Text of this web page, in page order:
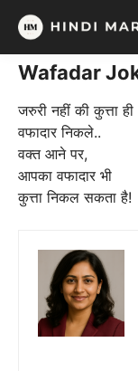
Skip
content
Wafadar
जरुरी नहीं की कुत्ता ही
वफादार निकले..
वक्त आने पर,
आपका वफादार भी
कुत्ता निकल सकता है!